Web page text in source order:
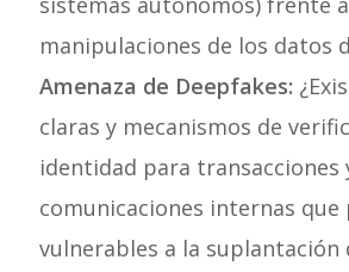
manipulaciones de los datos
Amenaza de Deepfakes:
claras y mecanismos de
identidad para transacciones
comunicaciones internas que
vulnerables a la suplantación